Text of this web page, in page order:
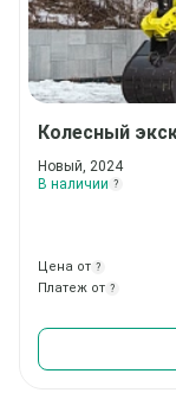
Колесный
Новый, 2024
В наличии ?
Цена от ?
Платеж от ?